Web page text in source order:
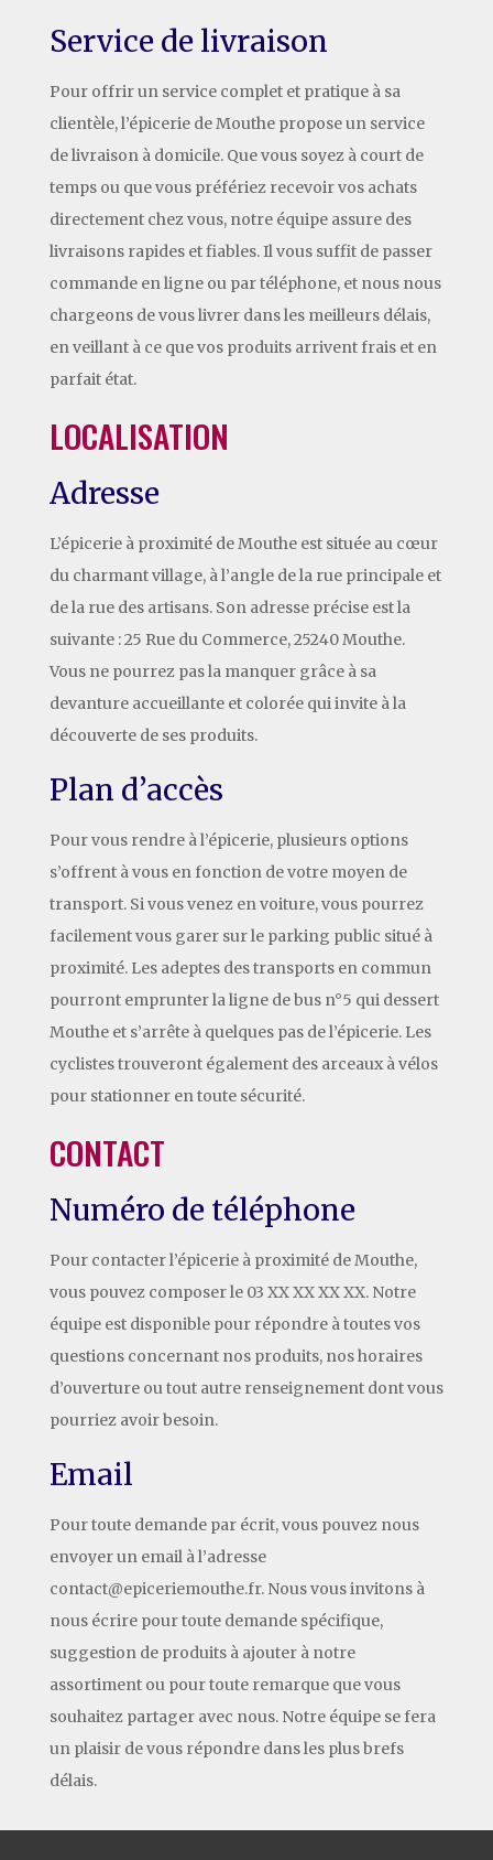
Service de livraison
Pour offrir un service complet et pratique à sa
clientèle, l’épicerie de Mouthe propose un service
de livraison à domicile. Que vous soyez à court de
temps ou que vous préfériez recevoir vos achats
directement chez vous, notre équipe assure des
livraisons rapides et fiables. Il vous suffit de passer
commande en ligne ou par téléphone, et nous nous
chargeons de vous livrer dans les meilleurs délais,
en veillant à ce que vos produits arrivent frais et en
parfait état.
LOCALISATION
Adresse
L’épicerie à proximité de Mouthe est située au cœur
du charmant village, à l’angle de la rue principale et
de la rue des artisans. Son adresse précise est la
suivante : 25 Rue du Commerce, 25240 Mouthe.
Vous ne pourrez pas la manquer grâce à sa
devanture accueillante et colorée qui invite à la
découverte de ses produits.
Plan d’accès
Pour vous rendre à l’épicerie, plusieurs options
s’offrent à vous en fonction de votre moyen de
transport. Si vous venez en voiture, vous pourrez
facilement vous garer sur le parking public situé à
proximité. Les adeptes des transports en commun
pourront emprunter la ligne de bus n°5 qui dessert
Mouthe et s’arrête à quelques pas de l’épicerie. Les
cyclistes trouveront également des arceaux à vélos
pour stationner en toute sécurité.
CONTACT
Numéro de téléphone
Pour contacter l’épicerie à proximité de Mouthe,
vous pouvez composer le 03 XX XX XX XX. Notre
équipe est disponible pour répondre à toutes vos
questions concernant nos produits, nos horaires
d’ouverture ou tout autre renseignement dont vous
pourriez avoir besoin.
Email
Pour toute demande par écrit, vous pouvez nous
envoyer un email à l’adresse
contact@epiceriemouthe.fr. Nous vous invitons à
nous écrire pour toute demande spécifique,
suggestion de produits à ajouter à notre
assortiment ou pour toute remarque que vous
souhaitez partager avec nous. Notre équipe se fera
un plaisir de vous répondre dans les plus brefs
délais.